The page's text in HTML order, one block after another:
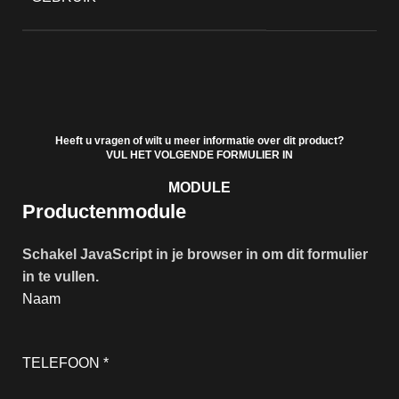
Heeft u vragen of wilt u meer informatie over dit product?
VUL HET VOLGENDE FORMULIER IN
MODULE
Productenmodule
Schakel JavaScript in je browser in om dit formulier
in te vullen.
Naam
TELEFOON *